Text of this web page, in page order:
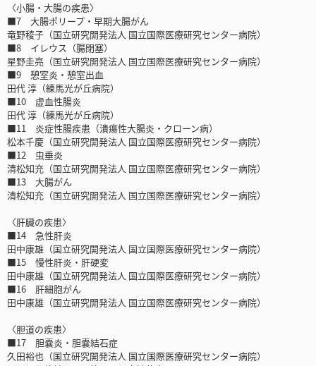
〈小腸・大腸の疾患〉
■7 大腸ポリープ・早期大腸がん
竜野稜子（国立研究開発法人 国立国際医療研究センター病院）
■8 イレウス（腸閉塞）
星野圭亮（国立研究開発法人 国立国際医療研究センター病院）
■9 憩室炎・憩室出血
田代 淳（練馬光が丘病院）
■10 虚血性腸炎
田代 淳（練馬光が丘病院）
■11 炎症性腸疾患（潰瘍性大腸炎・クローン病）
松本千慶（国立研究開発法人 国立国際医療研究センター病院）
■12 虫垂炎
清松知充（国立研究開発法人 国立国際医療研究センター病院）
■13 大腸がん
清松知充（国立研究開発法人 国立国際医療研究センター病院）
〈肝臓の疾患〉
■14 急性肝炎
田中康雄（国立研究開発法人 国立国際医療研究センター病院）
■15 慢性肝炎・肝硬変
田中康雄（国立研究開発法人 国立国際医療研究センター病院）
■16 肝細胞がん
田中康雄（国立研究開発法人 国立国際医療研究センター病院）
〈胆道の疾患〉
■17 胆嚢炎・胆嚢結石症
久田裕也（国立研究開発法人 国立国際医療研究センター病院）